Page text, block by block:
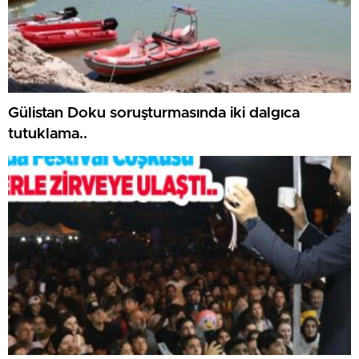
Gülistan Doku soruşturmasında iki dalgıca
tutuklama..